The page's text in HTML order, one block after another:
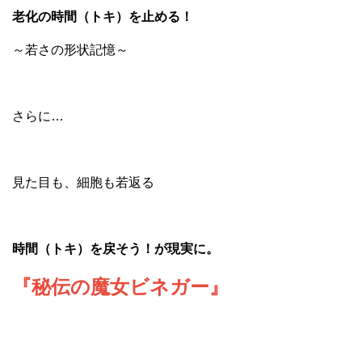
老化の時間（トキ）を止める！
～若さの形状記憶～
さらに…
見た目も、細胞も若返る
時間（トキ）を戻そう！が現実に。
『秘伝の魔女ビネガー』